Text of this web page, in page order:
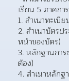
เรียน 5 ภาคกา
สำเนาทะเบี
สำเนาบัตรป
หน้าของบัตร)
หลักฐานการ
ต้อง)
สำเนาหลักฐ